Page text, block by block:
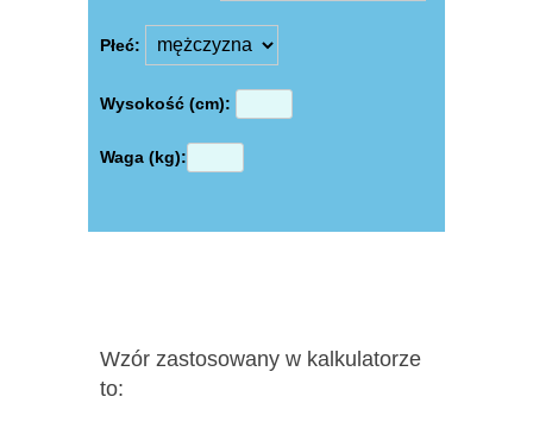
Płeć:
Wysokość (cm):
Waga (kg):
Wzór zastosowany w kalkulatorze
to: